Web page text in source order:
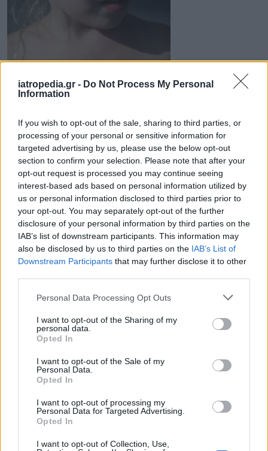
iatropedia.gr - Do Not Process My Personal
Information
If you wish to opt-out of the sale, sharing to third parties, or
processing of your personal or sensitive information for
targeted advertising by us, please use the below opt-out
section to confirm your selection. Please note that after your
opt-out request is processed you may continue seeing
interest-based ads based on personal information utilized by
us or personal information disclosed to third parties prior to
your opt-out. You may separately opt-out of the further
disclosure of your personal information by third parties on the
IAB’s list of downstream participants. This information may
also be disclosed by us to third parties on the IAB’s List of
Downstream Participants that may further disclose it to other
Personal Data Processing Opt Outs
I want to opt-out of the Sharing of my
personal data.
Opted In
I want to opt-out of the Sale of my
Personal Data.
Opted In
I want to opt-out of processing my
Personal Data for Targeted Advertising.
Opted In
I want to opt-out of Collection, Use,
Σταφυλόκοκκος: Η δύσκολη λοίμωξη
του καλοκαιριού – Τι να προσέχετε,
ειδικά στα παιδιά
Η αύξηση των λοιμώξεων από σταφυλόκοκκο
τους καλοκαιρινούς μήνες δεν είναι τυχαία. Οι
υψηλές θερμοκρασίες, η αυξημένη υγρασία,
αλλά...
07 Αυγούστου 2026 11:42
Ελληνικός Ερυθρός Σταυρός: 8 οδηγίες
από ναυαγοσώστες που σώζουν ζωές
στο νερό
Ο Ελληνικός Ερυθρός Σταυρός (Ε.Ε.Σ.), με την